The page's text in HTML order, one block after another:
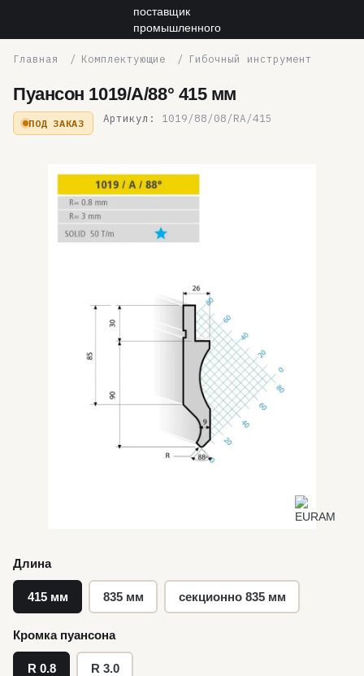
Комплектующие Гибочный инструмент
Пуансон 1019/A/88° 415 мм
ПОД ЗАКАЗ Артикул: 1019/88/08/RA/415
Длина
415 мм 835 мм секционно 835 мм
Кромка пуансона
R 0.8 R 3.0